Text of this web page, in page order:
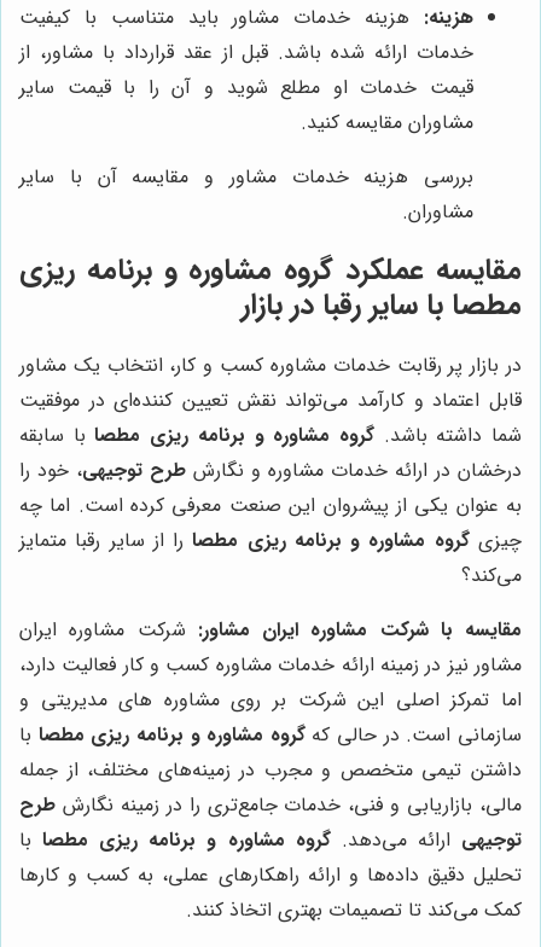
هزینه: هزینه خدمات مشاور باید متناسب با کیفیت
خدمات ارائه شده باشد. قبل از عقد قرارداد با مشاور، از
قیمت خدمات او مطلع شوید و آن را با قیمت سایر
مشاوران مقایسه کنید.
بررسی هزینه خدمات مشاور و مقایسه آن با سایر
مشاوران.
مقایسه عملکرد گروه مشاوره و برنامه ریزی
مطصا با سایر رقبا در بازار
در بازار پر رقابت خدمات مشاوره کسب و کار، انتخاب یک مشاور
قابل اعتماد و کارآمد می‌تواند نقش تعیین کننده‌ای در موفقیت
شما داشته باشد.گروه مشاوره و برنامه ریزی مطصابا سابقه
درخشان در ارائه خدمات مشاوره و نگارش طرح توجیهی، خود را
به عنوان یکی از پیشروان این صنعت معرفی کرده است. اما چه
چیزیگروه مشاوره و برنامه ریزی مطصارا از سایر رقبا متمایز
می‌کند؟
مقایسه با شرکت مشاوره ایران مشاور: شرکت مشاوره ایران
مشاور نیز در زمینه ارائه خدمات مشاوره کسب و کار فعالیت دارد،
اما تمرکز اصلی این شرکت بر روی مشاوره های مدیریتی و
سازمانی است. در حالی کهگروه مشاوره و برنامه ریزی مطصا با
داشتن تیمی متخصص و مجرب در زمینه‌های مختلف، از جمله
مالی، بازاریابی و فنی، خدمات جامع‌تری را در زمینه نگارش طرح
توجیهی ارائه می‌دهد.گروه مشاوره و برنامه ریزی مطصابا
تحلیل دقیق داده‌ها و ارائه راهکارهای عملی، به کسب و کارها
کمک می‌کند تا تصمیمات بهتری اتخاذ کنند.